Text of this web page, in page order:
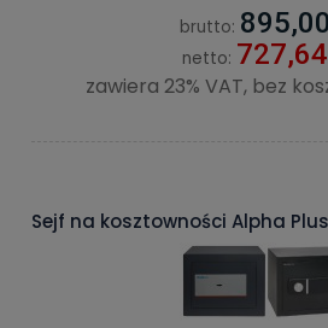
brutto:
netto: 727,64
zawiera 23% VAT, bez
Sejf na kosztowności Alpha Plus